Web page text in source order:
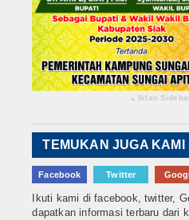
▴ Iklan
TEMUKAN JUGA KAMI
Facebook Twitter
Ikuti kami di facebook, twitter,
dapatkan informasi terbaru dari